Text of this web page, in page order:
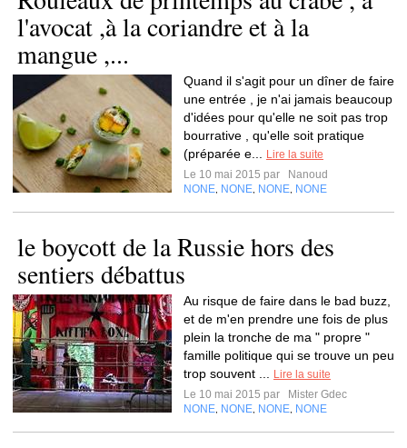
l'avocat ,à la coriandre et à la
mangue ,...
Quand il s'agit pour un dîner de faire
une entrée , je n'ai jamais beaucoup
d'idées pour qu'elle ne soit pas trop
bourrative , qu'elle soit pratique
(préparée e...
Lire la suite
Le 10 mai 2015 par
Nanoud
NONE NONE NONE NONE
le boycott de la Russie hors des
sentiers débattus
Au risque de faire dans le bad buzz,
et de m'en prendre une fois de plus
plein la tronche de ma " propre "
famille politique qui se trouve un peu
trop souvent ...
Lire la suite
Le 10 mai 2015 par
Mister Gdec
NONE NONE NONE NONE